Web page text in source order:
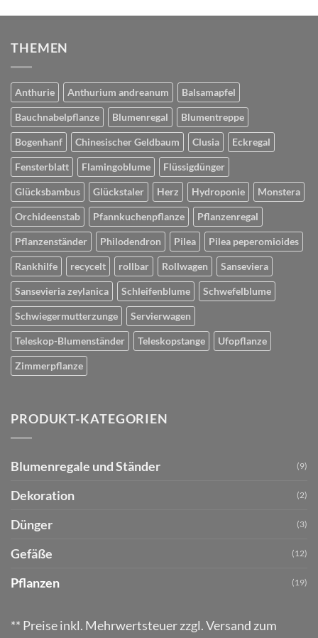
THEMEN
Anthurie Anthurium andreanum Balsamapfel
Bauchnabelpflanze Blumenregal Blumentreppe
Bogenhanf Chinesischer Geldbaum Clusia Eckregal
Fensterblatt Flamingoblume Flüssigdünger
Glücksbambus Glückstaler Herz Hydroponie Monstera
Orchideenstab Pfannkuchenpflanze Pflanzenregal
Pflanzenständer Philodendron Pilea Pilea peperomioides
Rankhilfe recycelt rollbar Rollwagen Sanseviera
Sansevieria zeylanica Schleifenblume Schwefelblume
Schwiegermutterzunge Servierwagen
Teleskop-Blumenständer Teleskopstange Ufopflanze
Zimmerpflanze
PRODUKT-KATEGORIEN
Blumenregale und Ständer (9)
Dekoration (2)
Dünger (3)
Gefäße (12)
Pflanzen (19)
** Preise inkl. Mehrwertsteuer zzgl. Versand zum